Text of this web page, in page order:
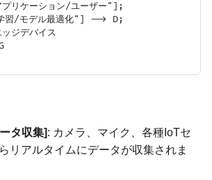
リケーション/ユーザー"];
習/モデル最適化"] --> D;
ジデバイス
タ収集]: カメラ、マイク、各種IoTセ
リアルタイムにデータが収集されま